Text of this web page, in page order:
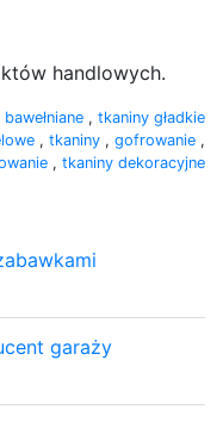
handlowych.
, tkaniny gładkie
, tkaniny , gofrowanie ,
, tkaniny dekoracyjne
garaży